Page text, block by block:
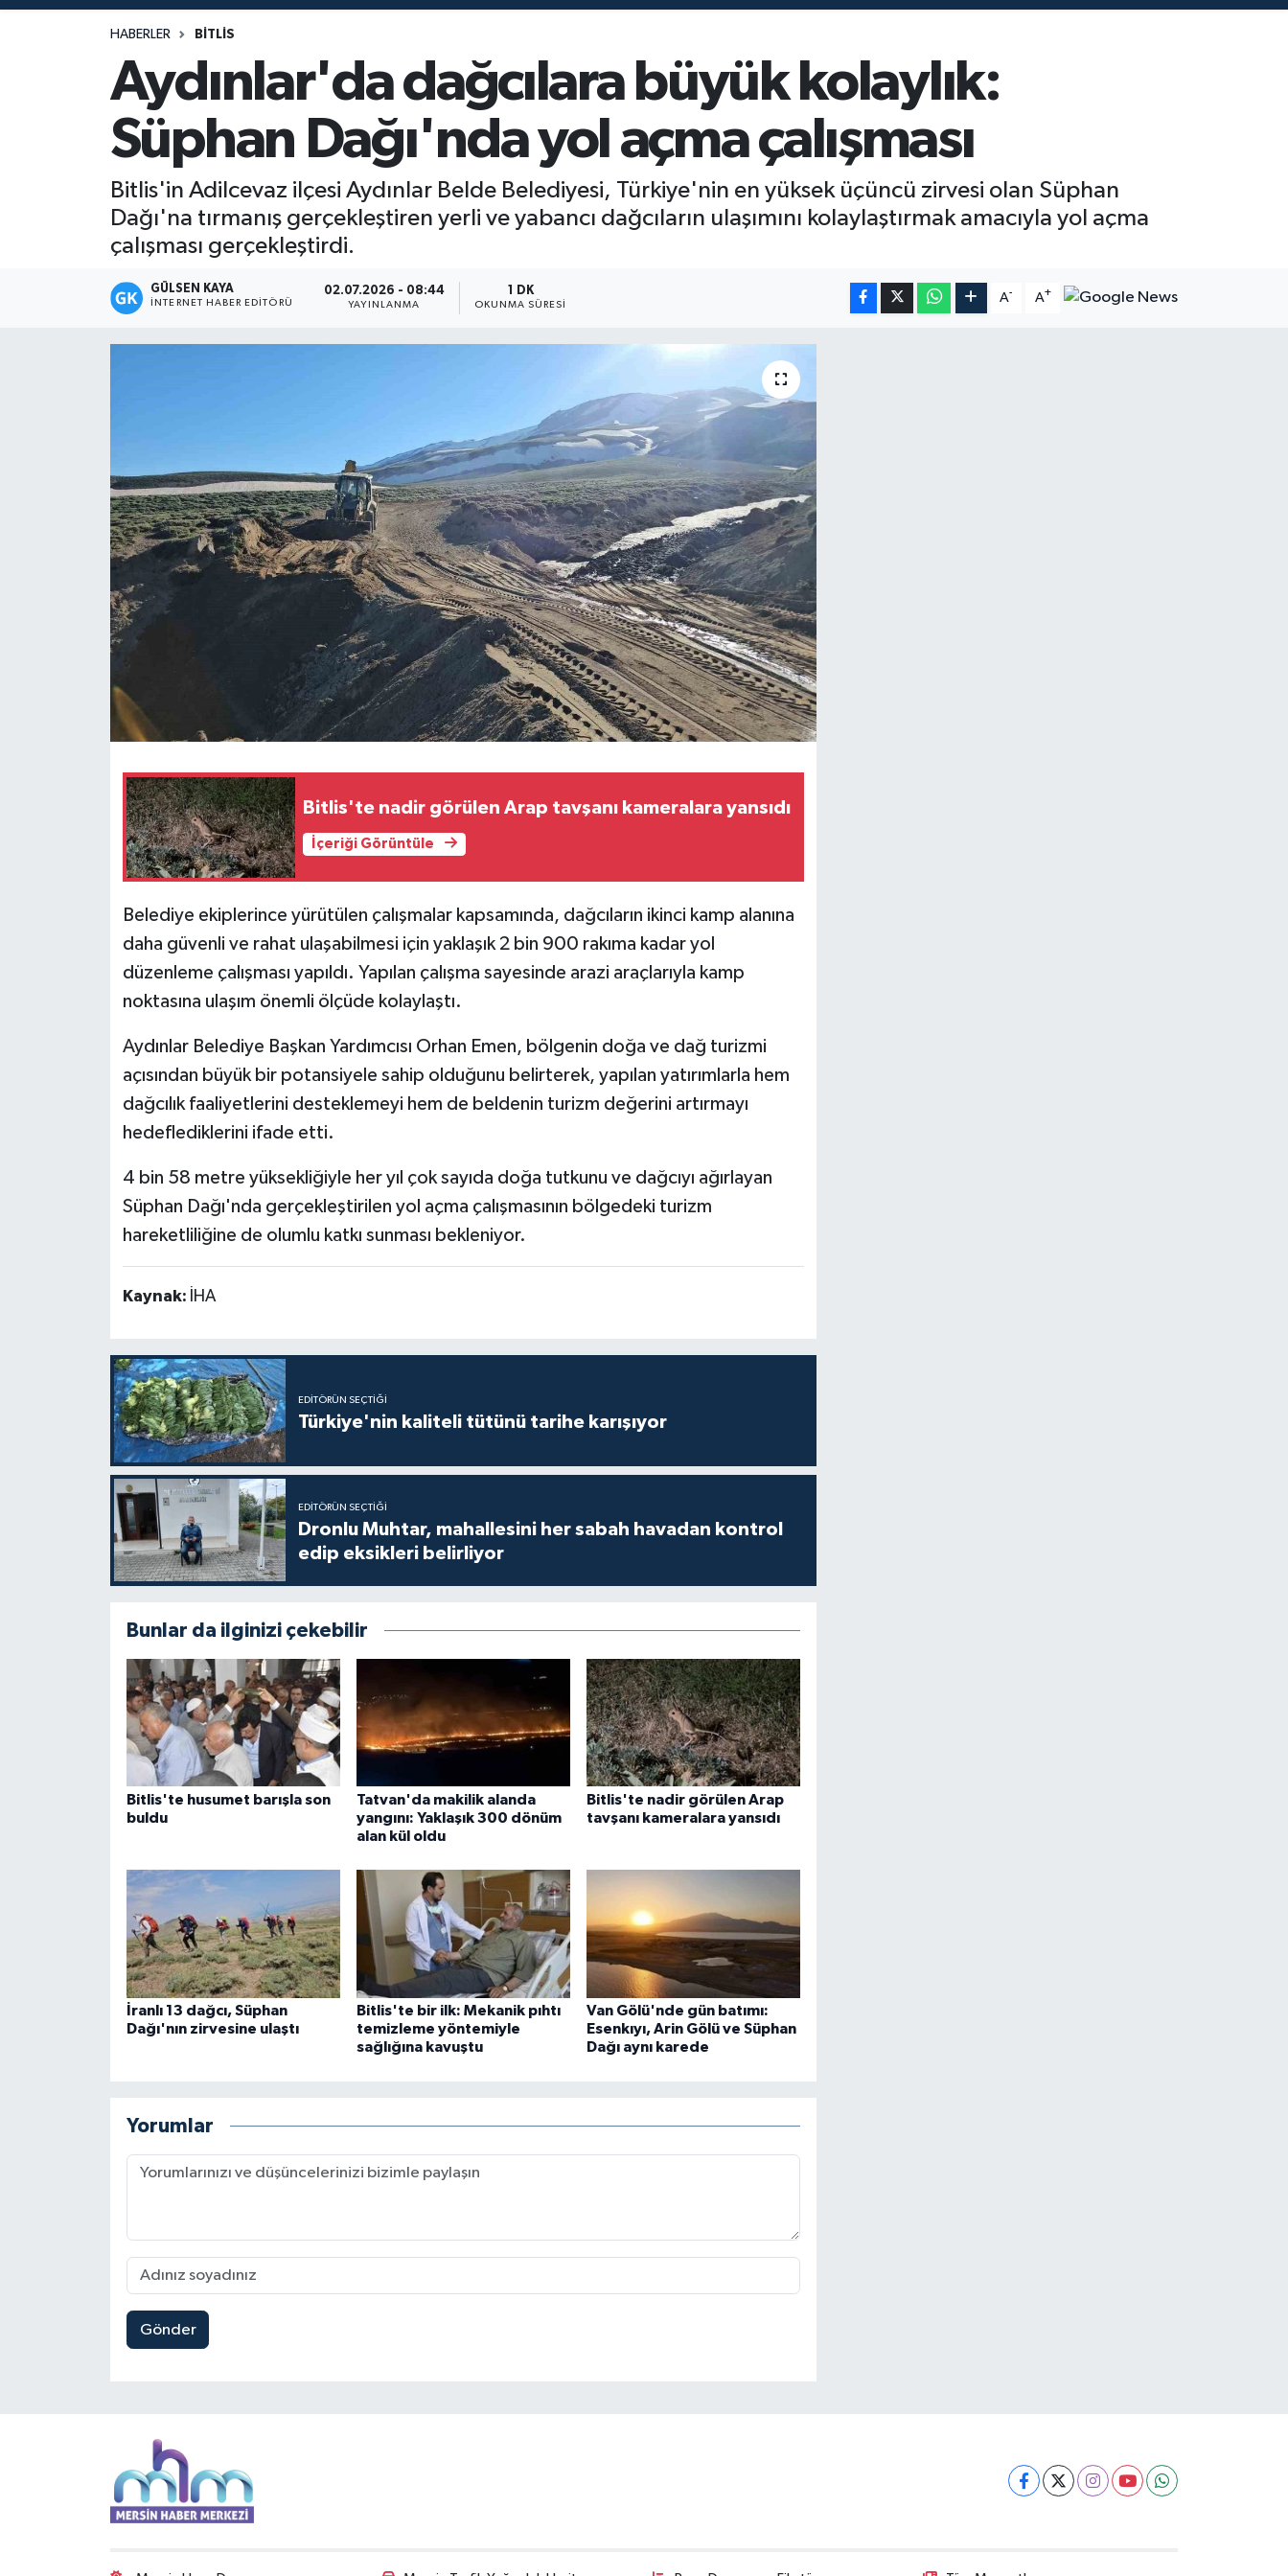
HABERLER BITLIS
Aydınlar'da dağcılara büyük kolaylık:
Süphan Dağı'nda yol açma çalışması
Bitlis'in Adilcevaz ilçesi Aydınlar Belde Belediyesi, Türkiye'nin en yüksek üçüncü zirvesi olan Süphan
Dağı'na tırmanış gerçekleştiren yerli ve yabancı dağcıların ulaşımını kolaylaştırmak amacıyla yol açma
çalışması gerçekleştirdi.
GÜLSEN KAYA
İNTERNET HABER EDITÖRÜ
02.07.2026 - 08:44
YAYINLANMA
1 DK
OKUNMA SÜRESI
A- A+
Bitlis'te nadir görülen Arap tavşanı kameralara yansıdı
İçeriği Görüntüle
Belediye ekiplerince yürütülen çalışmalar kapsamında, dağcıların ikinci kamp alanına
daha güvenli ve rahat ulaşabilmesi için yaklaşık 2 bin 900 rakıma kadar yol
düzenleme çalışması yapıldı. Yapılan çalışma sayesinde arazi araçlarıyla kamp
noktasına ulaşım önemli ölçüde kolaylaştı.
Aydınlar Belediye Başkan Yardımcısı Orhan Emen, bölgenin doğa ve dağ turizmi
açısından büyük bir potansiyele sahip olduğunu belirterek, yapılan yatırımlarla hem
dağcılık faaliyetlerini desteklemeyi hem de beldenin turizm değerini artırmayı
hedeflediklerini ifade etti.
4 bin 58 metre yüksekliğiyle her yıl çok sayıda doğa tutkunu ve dağcıyı ağırlayan
Süphan Dağı'nda gerçekleştirilen yol açma çalışmasının bölgedeki turizm
hareketliliğine de olumlu katkı sunması bekleniyor.
Kaynak: İHA
EDITÖRÜN SEÇTIĞI
Türkiye'nin kaliteli tütünü tarihe karışıyor
EDITÖRÜN SEÇTIĞI
Dronlu Muhtar, mahallesini her sabah havadan kontrol
edip eksikleri belirliyor
Bunlar da ilginizi çekebilir
Bitlis'te husumet barışla son
buldu
Tatvan'da makilik alanda
yangını: Yaklaşık 300 dönüm
alan kül oldu
Bitlis'te nadir görülen Arap
tavşanı kameralara yansıdı
İranlı 13 dağcı, Süphan
Dağı'nın zirvesine ulaştı
Bitlis'te bir ilk: Mekanik pıhtı
temizleme yöntemiyle
sağlığına kavuştu
Van Gölü'nde gün batımı:
Esenkıyı, Arin Gölü ve Süphan
Dağı aynı karede
Yorumlar
Gönder
Magazin
Mersin Tarihi
Özel Haber
Politika
Resmi İlan
Teknoloji